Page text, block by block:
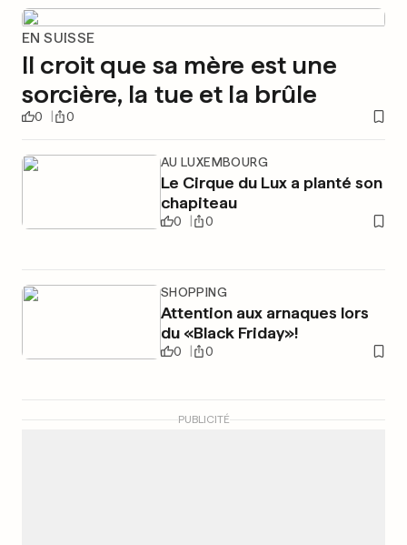
EN SUISSE
Il croit que sa mère est une
sorcière, la tue et la brûle
0 0
AU LUXEMBOURG
Le Cirque du Lux a planté son
chapiteau
0 0
SHOPPING
Attention aux arnaques lors
du «Black Friday»!
0 0
PUBLICITÉ